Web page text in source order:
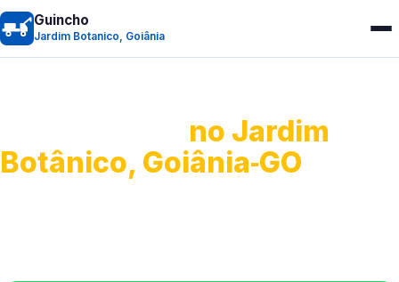
Guincho
Jardim Botanico, Goiânia
no Jardim
Botânico, Goiânia‑GO